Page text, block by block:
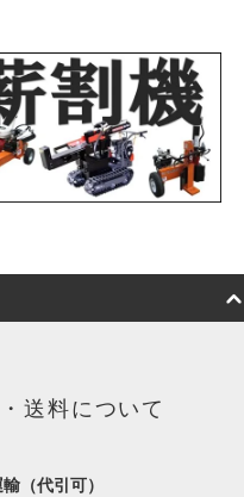
送料について
（代引可）